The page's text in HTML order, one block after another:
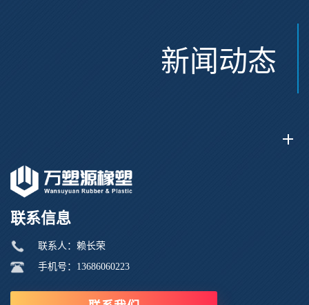
新闻动态
联系信息
联系人：赖长荣
手机号：13686060223